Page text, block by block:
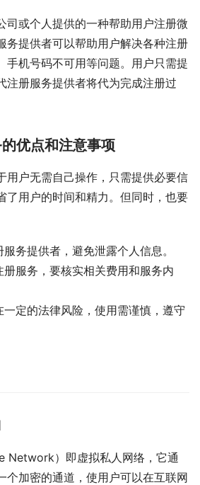
司或个人提供的一种帮助用户注册微
务提供者可以帮助用户解决各种注册
手机号码不可用等问题。用户只需提
注册服务提供者将代为完成注册过
优点和注意事项
用户无需自己操作，只需提供必要信
了用户的时间和精力。但同时，也要
务提供者，避免泄露个人信息。
服务，要核实相关费用和服务内
定的法律风险，使用需谨慎，遵守
Network）即虚拟私人网络，它通
个加密的通道，使用户可以在互联网